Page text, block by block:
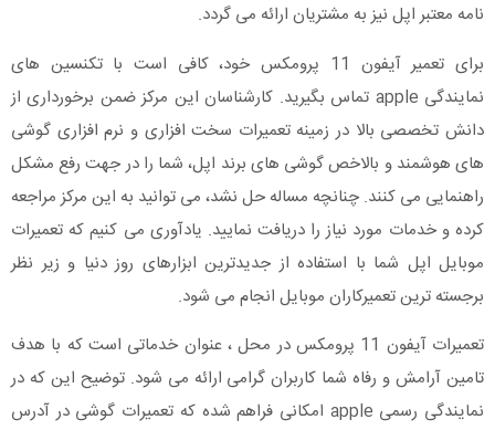
نامه معتبر اپل نیز به مشتریان ارائه می گردد.
برای تعمیر آیفون 11 پرومکس خود، کافی است با تکنسین های
نمایندگی apple تماس بگیرید. کارشناسان این مرکز ضمن برخورداری از
دانش تخصصی بالا در زمینه تعمیرات سخت افزاری و نرم افزاری گوشی
های هوشمند و بالاخص گوشی های برند اپل، شما را در جهت رفع مشکل
راهنمایی می کنند. چنانچه مساله حل نشد، می توانید به این مرکز مراجعه
کرده و خدمات مورد نیاز را دریافت نمایید. یادآوری می کنیم که تعمیرات
موبایل اپل شما با استفاده از جدیدترین ابزارهای روز دنیا و زیر نظر
برجسته ترین تعمیرکاران موبایل انجام می شود.
تعمیرات آیفون 11 پرومکس در محل ، عنوان خدماتی است که با هدف
تامین آرامش و رفاه شما کاربران گرامی ارائه می شود. توضیح این که در
نمایندگی رسمی apple امکانی فراهم شده که تعمیرات گوشی در آدرس